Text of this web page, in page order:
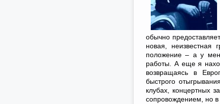
обычно
новая,
положение – а у
работы. А еще я
возвращаясь в
быстрого
клубах, концертных
сопровождением, но